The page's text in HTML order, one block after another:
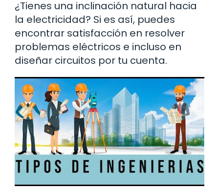
¿Tienes una inclinación natural hacia
la electricidad? Si es así, puedes
encontrar satisfacción en resolver
problemas eléctricos e incluso en
diseñar circuitos por tu cuenta.